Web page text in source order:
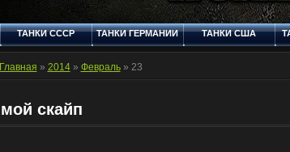
ТАНКИ СССР ТАНКИ ГЕРМАНИИ ТАНКИ США
FAQ
СТАНДАРТНЫЕ
ШКУРКИ
ФОРУМ
Главная » 2014 » Февраль » 23
мой скайп